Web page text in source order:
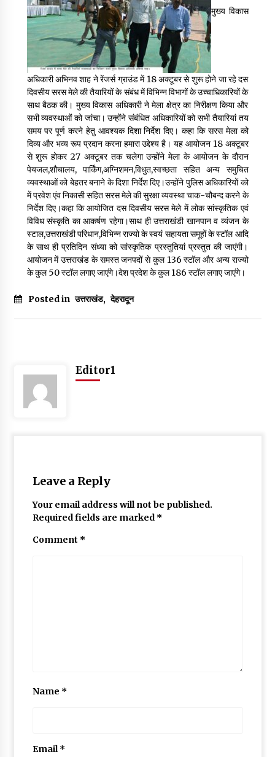
May 16, 2022
Thought Of The Day 14 May
May 14, 2022
Thought Of The Day 13 May
May 13, 2022
Thought Of The Day 12 May
May 12, 2022
Thought Of The Day 11 May
May 11, 2022
Thought Of The Day 10 May
मुख्य विकास
अधिकारी अभिनव शाह ने रेंजर्स ग्राउंड में 18 अक्टूबर से शुरू होने जा रहे दस
दिवसीय सरस मेले की तैयारियों के संबंध में विभिन्न विभागों के उच्चाधिकारियों के
साथ बैठक की। मुख्य विकास अधिकारी ने मेला क्षेत्र का निरीक्षण किया और
सभी व्यवस्थाओं को जांचा। उन्होंने संबंधित अधिकारियों को सभी तैयारियां तय
समय पर पूर्ण करने हेतु आवश्यक दिशा निर्देश दिए। कहा कि सरस मेला को
दिव्य और भव्य रूप प्रदान करना हमारा उद्देश्य है। यह आयोजन 18 अक्टूबर
से शुरू होकर 27 अक्टूबर तक चलेगा उन्होंने मेला के आयोजन के दौरान
पेयजल,शौचालय, पार्किंग,अग्निशमन,विधुत,स्वच्छता सहित अन्य समुचित
व्यवस्थाओं को बेहतर बनाने के दिशा निर्देश दिए।उन्होंने पुलिस अधिकारियों को
में प्रवेश एंव निकासी सहित सरस मेले की सुरक्षा व्यवस्था चाक-चौबन्द करने के
निर्देश दिए।कहा कि आयोजित दस दिवसीय सरस मेले में लोक सांस्कृतिक एवं
विविध संस्कृति का आकर्षण रहेगा।साथ ही उत्तराखंडी खानपान व व्यंजन के
स्टाल,उत्तराखंडी परिधान,विभिन्न राज्यो के स्वयं सहायता समूहों के स्टॉल आदि
के साथ ही प्रतिदिन संध्या को सांस्कृतिक प्रस्तुतियां प्रस्तुत की जाएंगी।
आयोजन में उत्तराखंड के समस्त जनपदों से कुल 136 स्टॉल और अन्य राज्यो
के कुल 50 स्टॉल लगाए जाएंगे।देश प्रदेश के कुल 186 स्टॉल लगाए जाएंगे।
Posted in उत्तराखंड, देहरादून
Editor1
Leave a Reply
Your email address will not be published.
Required fields are marked *
Comment *
Name *
Email*